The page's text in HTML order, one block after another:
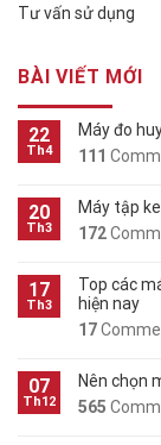
Tư vấn sử dụng
BÀI VIẾT MỚI
22
Th4
Máy đo
111
20
Th3
Máy tập
172
17
Th3
Top các
hiện nay
17
07
Th12
Nên chọn
565